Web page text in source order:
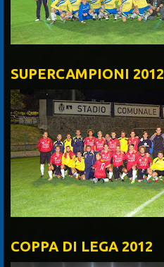
SUPERCAMPIONI 2012
COPPA DI LEGA 2012